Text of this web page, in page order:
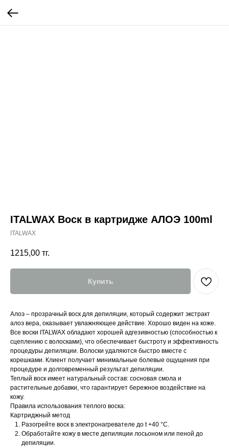
ITALWAX Воск в картридже АЛОЭ 100ml
ITALWAX
1215,00 тг.
Купить
Алоэ – прозрачный воск для депиляции, который содержит экстракт
алоэ вера, оказывает увлажняющее действие. Хорошо виден на коже.
Все воски ITALWAX обладают хорошей адгезивностью (способностью к
сцеплению с волосками), что обеспечивает быстроту и эффективность
процедуры депиляции. Волоски удаляются быстро вместе с
корешками. Клиент получает минимальные болевые ощущения при
процедуре и долговременный результат депиляции.
Теплый воск имеет натуральный состав: сосновая смола и
растительные добавки, что гарантирует бережное воздействие на
кожу.
Правила использования теплого воска:
Картриджный метод
Разогрейте воск в электронагревателе до t +40 °C.
Обработайте кожу в месте депиляции лосьоном или пеной до
депиляции.